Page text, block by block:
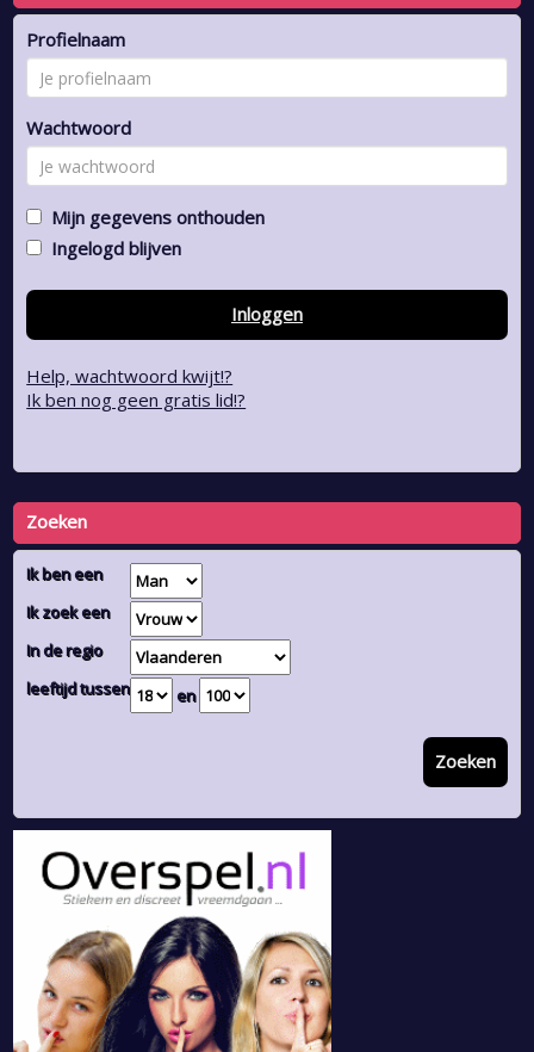
Profielnaam
Wachtwoord
Mijn gegevens onthouden
Ingelogd blijven
Inloggen
Help, wachtwoord kwijt!?
Ik ben nog geen gratis lid!?
Zoeken
Ik ben een
Ik zoek een
In de regio
leeftijd tussen
en
Zoeken